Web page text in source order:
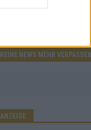
KEINE NEWS MEHR VERPASSEN
ANZEIGE